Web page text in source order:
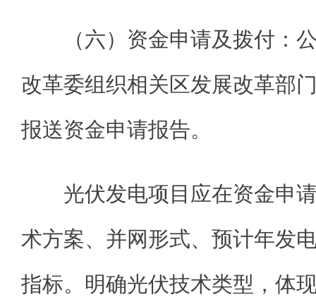
（六）资金申请及拨付：
改革委组织相关区发展改革部
报送资金申请报告。
光伏发电项目应在资金申
术方案、并网形式、预计年发
指标。明确光伏技术类型，体